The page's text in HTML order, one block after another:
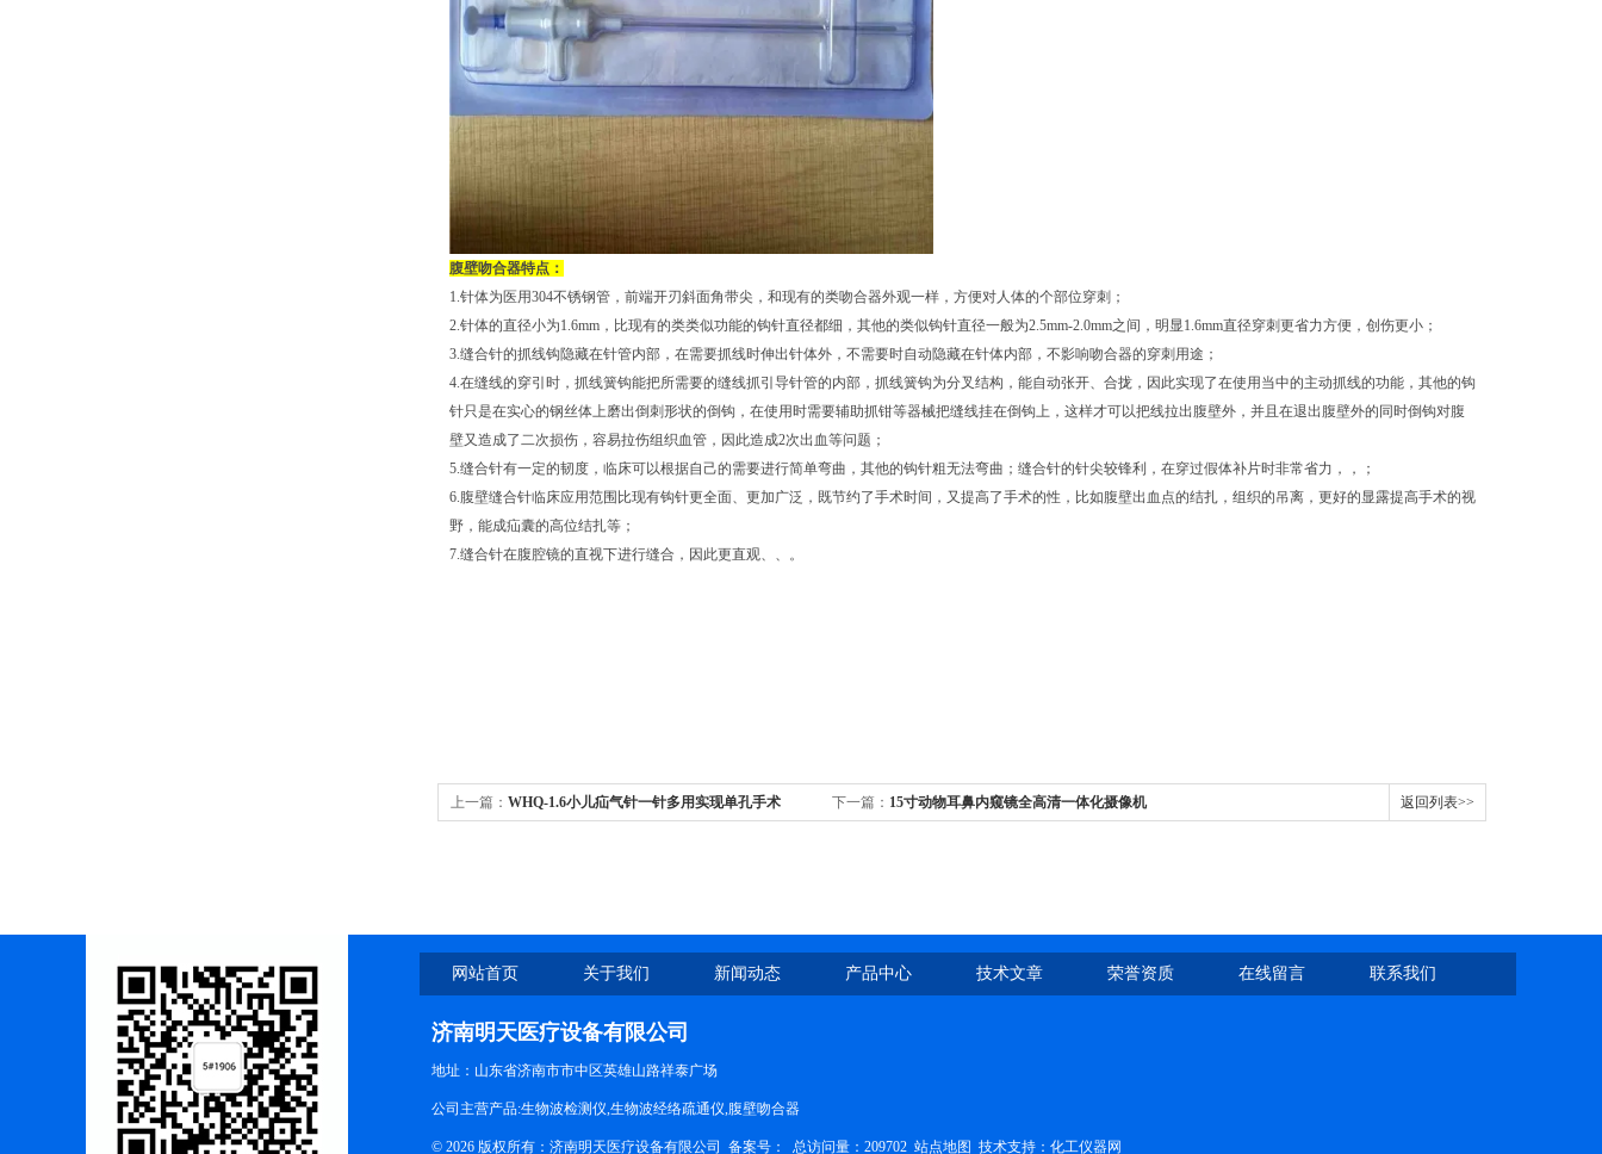
腹壁吻合器特点：
1.针体为医用304不锈钢管，前端开刃斜面角带尖，和现有的类吻合器外观一样，方便对人体的个部位穿刺；
2.针体的直径小为1.6mm，比现有的类类似功能的钩针直径都细，其他的类似钩针直径一般为2.5mm-2.0mm之间，明显1.6mm直径穿刺更省力方便，创伤更小；
3.缝合针的抓线钩隐藏在针管内部，在需要抓线时伸出针体外，不需要时自动隐藏在针体内部，不影响吻合器的穿刺用途；
4.在缝线的穿引时，抓线簧钩能把所需要的缝线抓引导针管的内部，抓线簧钩为分叉结构，能自动张开、合拢，因此实现了在使用当中的主动抓线的功能，其他的钩
针只是在实心的钢丝体上磨出倒刺形状的倒钩，在使用时需要辅助抓钳等器械把缝线挂在倒钩上，这样才可以把线拉出腹壁外，并且在退出腹壁外的同时倒钩对腹
壁又造成了二次损伤，容易拉伤组织血管，因此造成2次出血等问题；
5.缝合针有一定的韧度，临床可以根据自己的需要进行简单弯曲，其他的钩针粗无法弯曲；缝合针的针尖较锋利，在穿过假体补片时非常省力，，；
6.腹壁缝合针临床应用范围比现有钩针更全面、更加广泛，既节约了手术时间，又提高了手术的性，比如腹壁出血点的结扎，组织的吊离，更好的显露提高手术的视
野，能成疝囊的高位结扎等；
7.缝合针在腹腔镜的直视下进行缝合，因此更直观、、。
上一篇： WHQ-1.6小儿疝气针一针多用实现单孔手术 下一篇： 15寸动物耳鼻内窥镜全高清一体化摄像机 返回列表>>
网站首页 关于我们 新闻动态 产品中心 技术文章 荣誉资质 在线留言 联系我们
济南明天医疗设备有限公司
地址：山东省济南市市中区英雄山路祥泰广场
公司主营产品:生物波检测仪,生物波经络疏通仪,腹壁吻合器
© 2026 版权所有：济南明天医疗设备有限公司 备案号： 总访问量：209702 站点地图 技术支持： 化工仪器网